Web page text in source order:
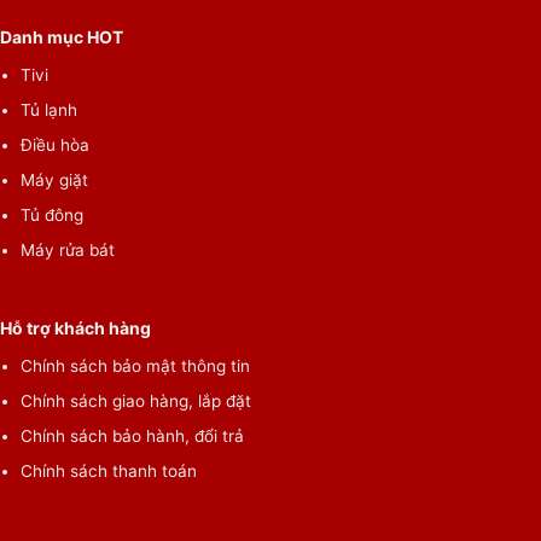
Danh mục HOT
Tivi
Tủ lạnh
Điều hòa
Máy giặt
Tủ đông
Máy rửa bát
Hỗ trợ khách hàng
Chính sách bảo mật thông tin
Chính sách giao hàng, lắp đặt
Chính sách bảo hành, đổi trả
Chính sách thanh toán